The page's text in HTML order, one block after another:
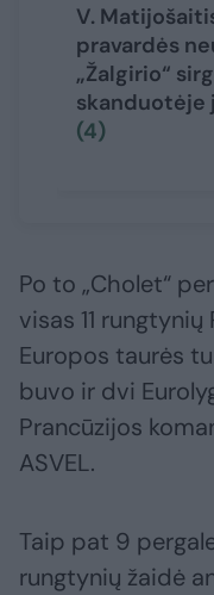
V.
pravardės
„Žalgirio“
skanduotėje
(4)
Po to „Cholet“
visas 11
Europos taurės
buvo ir dvi
Prancūzijos
ASVEL.
Taip pat 9
rungtynių žaidė